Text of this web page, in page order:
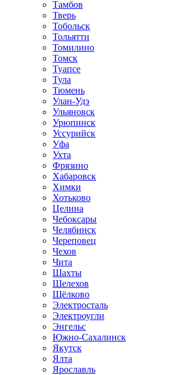
Тамбов
Тверь
Тобольск
Тольятти
Томилино
Томск
Туапсе
Тула
Тюмень
Улан-Удэ
Ульяновск
Урюпинск
Уссурийск
Уфа
Ухта
Фрязино
Хабаровск
Химки
Хотьково
Целина
Чебоксары
Челябинск
Череповец
Чехов
Чита
Шахты
Шелехов
Щёлково
Электросталь
Электроугли
Энгельс
Южно-Сахалинск
Якутск
Ялта
Ярославль